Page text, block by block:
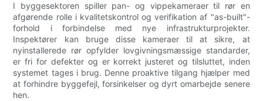
I byggesektoren spiller pan- og vippekameraer til rør en
afgørende rolle i kvalitetskontrol og verifikation af "as-built"-
forhold i forbindelse med nye infrastrukturprojekter.
Inspektører kan bruge disse kameraer til at sikre, at
nyinstallerede rør opfylder lovgivningsmæssige standarder,
er fri for defekter og er korrekt justeret og tilsluttet, inden
systemet tages i brug. Denne proaktive tilgang hjælper med
at forhindre byggefejl, forsinkelser og dyrt omarbejde senere
hen.